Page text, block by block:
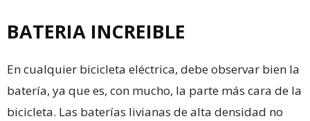
BATERIA INCREIBLE
En cualquier bicicleta eléctrica, debe observar bien la
batería, ya que es, con mucho, la parte más cara de la
bicicleta. Las baterías livianas de alta densidad no